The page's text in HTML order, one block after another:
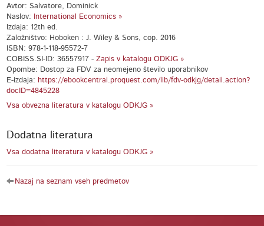
Avtor: Salvatore, Dominick
Naslov:
International Economics »
Izdaja: 12th ed.
Založništvo: Hoboken : J. Wiley & Sons, cop. 2016
ISBN: 978-1-118-95572-7
COBISS.SI-ID: 36557917 -Zapis v katalogu ODKJG »
Opombe: Dostop za FDV za neomejeno število uporabnikov
E-izdaja: https://ebookcentral.proquest.com/lib/fdv-odkjg/detail.action?
docID=4845228
Vsa obvezna literatura v katalogu ODKJG »
Dodatna literatura
Vsa dodatna literatura v katalogu ODKJG »
Nazaj na seznam vseh predmetov